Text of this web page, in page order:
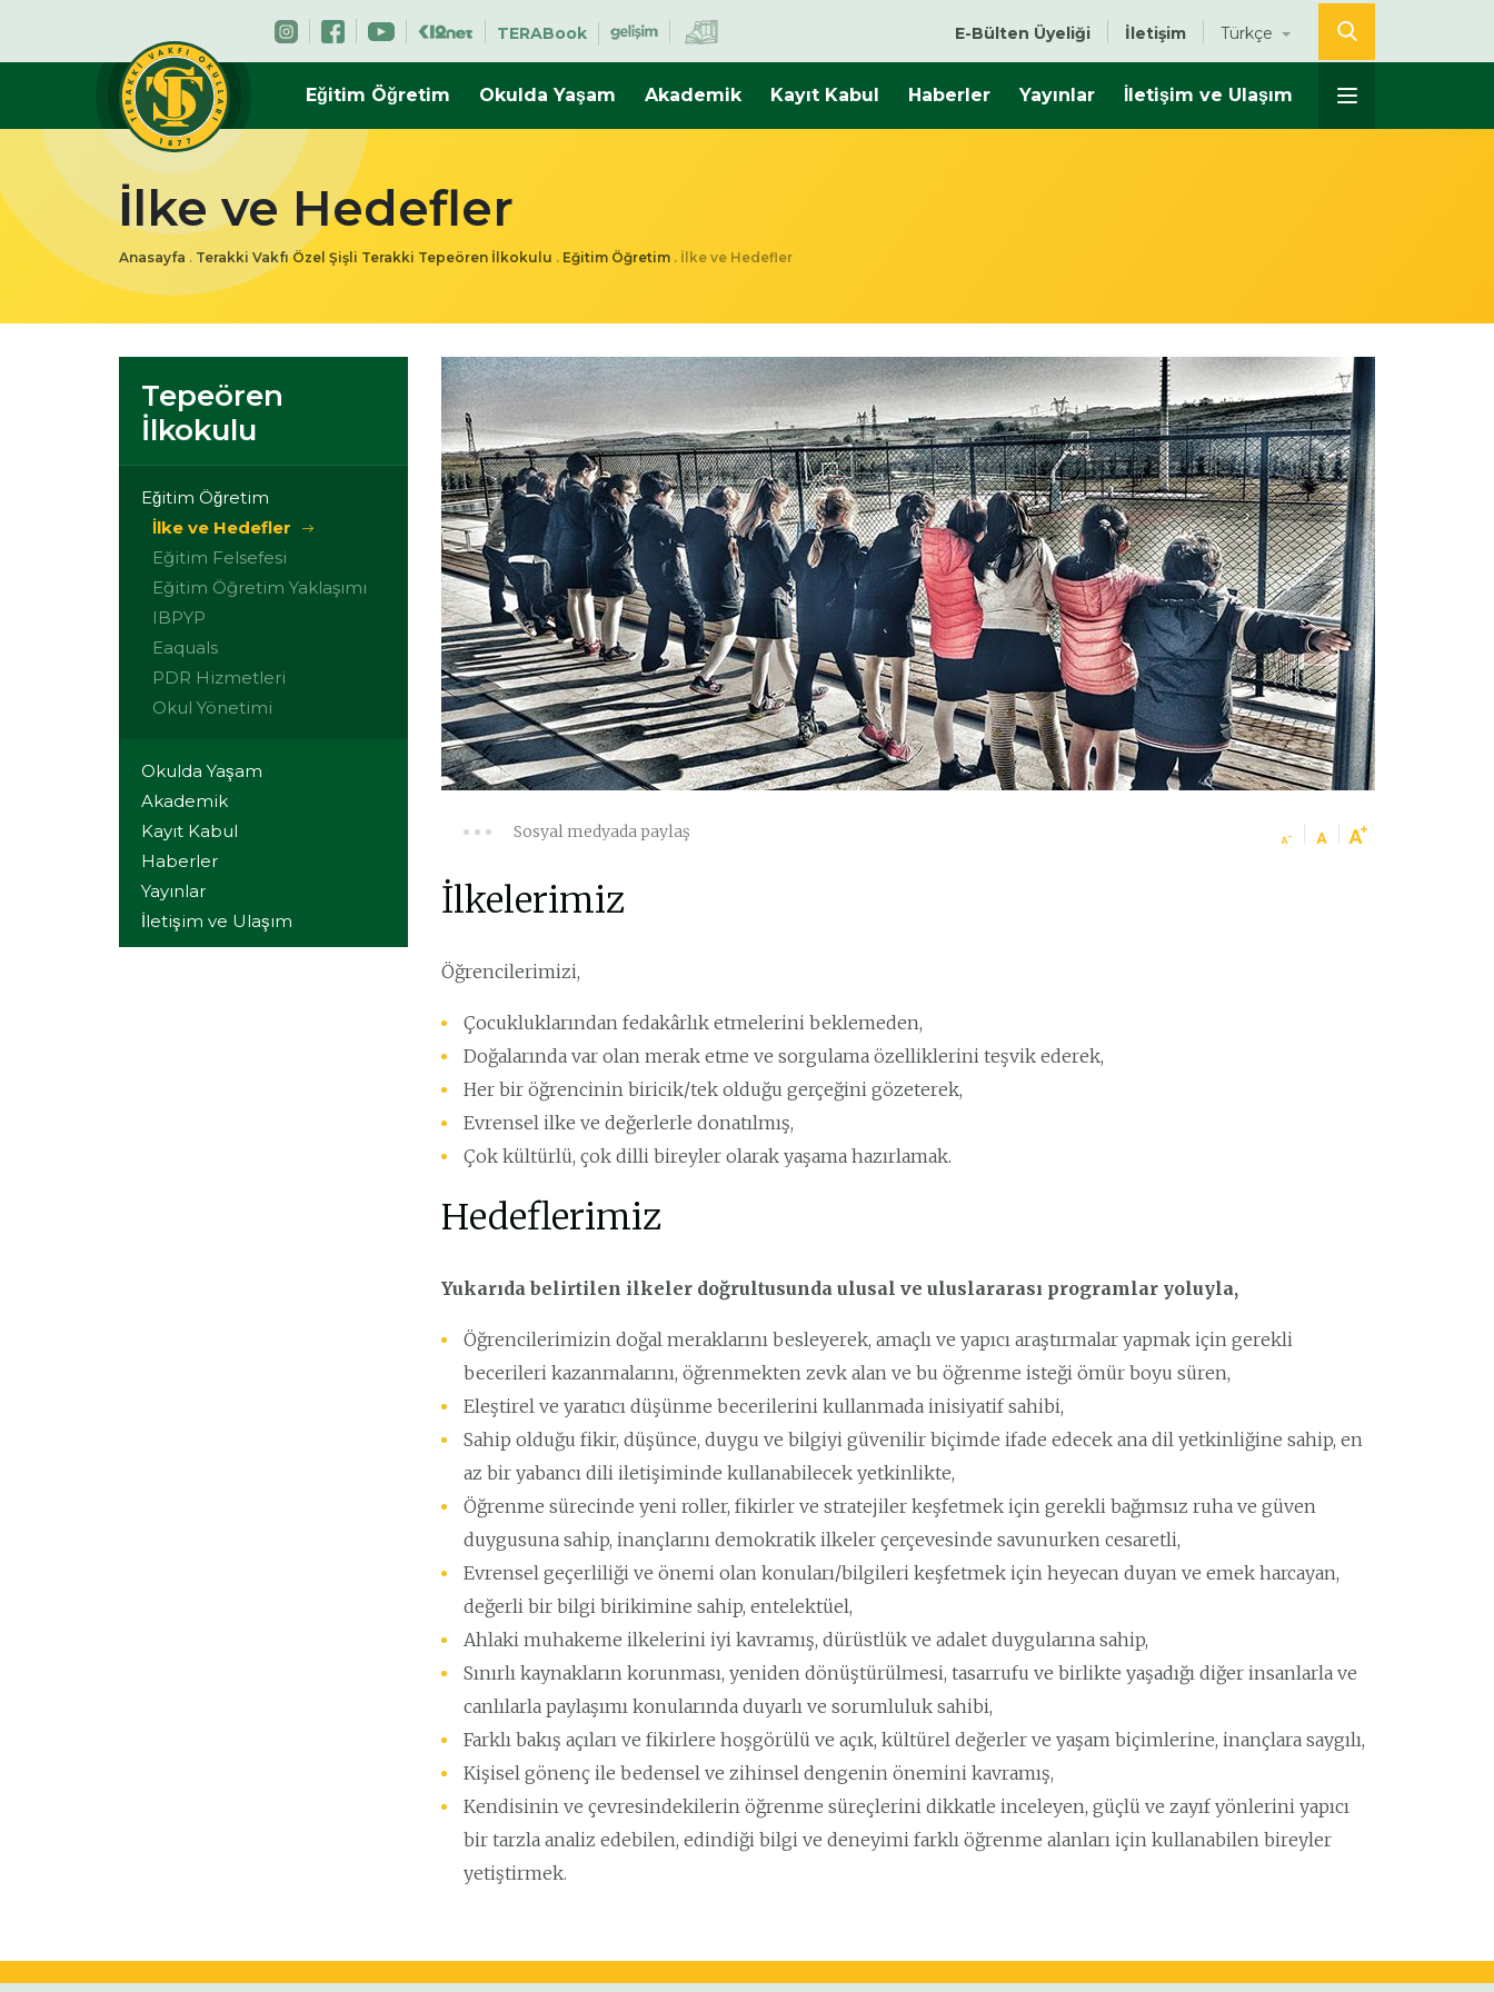
TERABook E-Bülten Üyeliği İletişim Türkçe
Eğitim Öğretim Okulda Yaşam Akademik Kayıt Kabul Haberler Yayınlar İletişim ve Ulaşım
İlke ve Hedefler
Anasayfa . Terakki Vakfı Özel Şişli Terakki Tepeören İlkokulu . Eğitim Öğretim . İlke ve Hedefler
Tepeören
İlkokulu
Eğitim Öğretim
İlke ve Hedefler
Eğitim Felsefesi
Eğitim Öğretim Yaklaşımı
IBPYP
Eaquals
PDR Hizmetleri
Okul Yönetimi
Okulda Yaşam
Akademik
Kayıt Kabul
Haberler
Yayınlar
İletişim ve Ulaşım
Sosyal medyada paylaş
İlkelerimiz
Öğrencilerimizi,
Çocukluklarından fedakârlık etmelerini beklemeden,
Doğalarında var olan merak etme ve sorgulama özelliklerini teşvik ederek,
Her bir öğrencinin biricik/tek olduğu gerçeğini gözeterek,
Evrensel ilke ve değerlerle donatılmış,
Çok kültürlü, çok dilli bireyler olarak yaşama hazırlamak.
Hedeflerimiz
Yukarıda belirtilen ilkeler doğrultusunda ulusal ve uluslararası programlar yoluyla,
Öğrencilerimizin doğal meraklarını besleyerek, amaçlı ve yapıcı araştırmalar yapmak için gerekli
becerileri kazanmalarını, öğrenmekten zevk alan ve bu öğrenme isteği ömür boyu süren,
Eleştirel ve yaratıcı düşünme becerilerini kullanmada inisiyatif sahibi,
Sahip olduğu fikir, düşünce, duygu ve bilgiyi güvenilir biçimde ifade edecek ana dil yetkinliğine sahip, en
az bir yabancı dili iletişiminde kullanabilecek yetkinlikte,
Öğrenme sürecinde yeni roller, fikirler ve stratejiler keşfetmek için gerekli bağımsız ruha ve güven
duygusuna sahip, inançlarını demokratik ilkeler çerçevesinde savunurken cesaretli,
Evrensel geçerliliği ve önemi olan konuları/bilgileri keşfetmek için heyecan duyan ve emek harcayan,
değerli bir bilgi birikimine sahip, entelektüel,
Ahlaki muhakeme ilkelerini iyi kavramış, dürüstlük ve adalet duygularına sahip,
Sınırlı kaynakların korunması, yeniden dönüştürülmesi, tasarrufu ve birlikte yaşadığı diğer insanlarla ve
canlılarla paylaşımı konularında duyarlı ve sorumluluk sahibi,
Farklı bakış açıları ve fikirlere hoşgörülü ve açık, kültürel değerler ve yaşam biçimlerine, inançlara saygılı,
Kişisel gönenç ile bedensel ve zihinsel dengenin önemini kavramış,
Kendisinin ve çevresindekilerin öğrenme süreçlerini dikkatle inceleyen, güçlü ve zayıf yönlerini yapıcı
bir tarzla analiz edebilen, edindiği bilgi ve deneyimi farklı öğrenme alanları için kullanabilen bireyler
yetiştirmek.